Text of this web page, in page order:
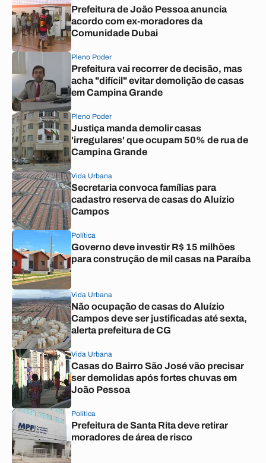
Prefeitura de João Pessoa anuncia
acordo com ex-moradores da
Comunidade Dubai
Pleno Poder
Prefeitura vai recorrer de decisão, mas
acha "difícil" evitar demolição de casas
em Campina Grande
Pleno Poder
Justiça manda demolir casas
'irregulares' que ocupam 50% de rua de
Campina Grande
Vida Urbana
Secretaria convoca famílias para
cadastro reserva de casas do Aluízio
Campos
Política
Governo deve investir R$ 15 milhões
para construção de mil casas na Paraíba
Vida Urbana
Não ocupação de casas do Aluízio
Campos deve ser justificadas até sexta,
alerta prefeitura de CG
Vida Urbana
Casas do Bairro São José vão precisar
ser demolidas após fortes chuvas em
João Pessoa
Política
Prefeitura de Santa Rita deve retirar
moradores de área de risco